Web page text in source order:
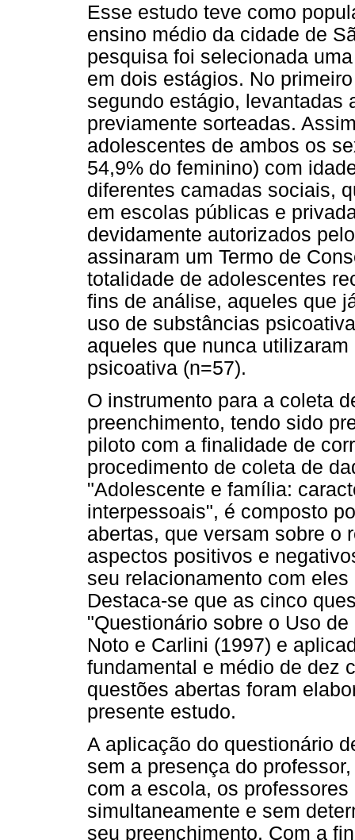
Esse estudo teve como
ensino médio da cidade de
pesquisa foi selecionada
em dois estágios. No
segundo estágio, levantadas
previamente sorteadas.
adolescentes de ambos os
54,9% do feminino) com
diferentes camadas sociais,
em escolas públicas e
devidamente autorizados
assinaram um Termo de
totalidade de adolescentes
fins de análise, aqueles que
uso de substâncias
aqueles que nunca
psicoativa (n=57).
O instrumento para a coleta
preenchimento, tendo sido
piloto com a finalidade de
procedimento de coleta de
"Adolescente e família:
interpessoais", é composto
abertas, que versam sobre o
aspectos positivos e
seu relacionamento com
Destaca-se que as cinco
"Questionário sobre o Uso
Noto e Carlini (1997) e
fundamental e médio de dez
questões abertas foram
presente estudo.
A aplicação do questionário
sem a presença do
com a escola, os
simultaneamente e sem
seu preenchimento. Com a